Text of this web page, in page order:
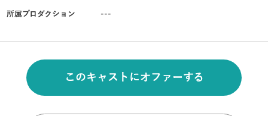
所属プロダクション ---
このキャストにオファーする